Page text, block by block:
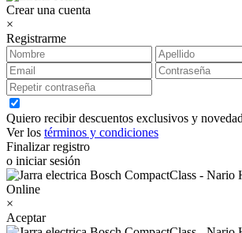
Crear una cuenta
×
Registrarme
Quiero recibir descuentos exclusivos y
Ver los términos y condiciones
Finalizar registro
o iniciar sesión
×
Aceptar